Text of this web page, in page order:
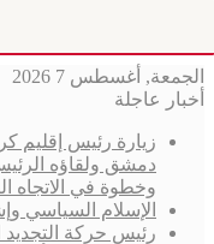
أغسطس 7 2026
عاجلة
زيارة رئيس إقليم
دمشق ولقاؤه
وخطوة في الاتجاه
الإسلام السياسي
رئيس حركة التجديد